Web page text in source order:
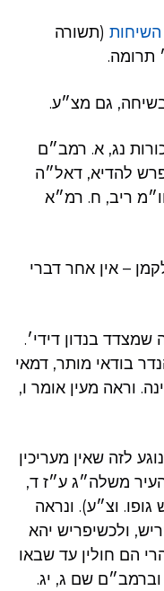
(תשורה
תרומה.
בשיחה, גם מצ״ע.
נג, א. רמב״ם
להדיא, דאל״ה
ריב, ח. רמ״א
– אין אחר דברי
בנדון דידי׳.
בודאי מותר, דמאי
וראה מעין אומר ו,
לזה שאין מעריכין
משלה״ג ע״ז ד,
וצ״ע). ונראה
ולכשיפריש יהא
הם חולין עד שבאו
וברמב״ם שם ג, יג.